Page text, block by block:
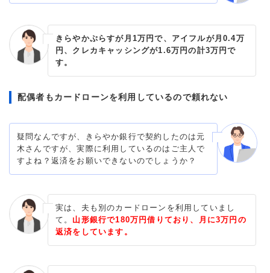
きらやかぷらすが月1万円で、アイフルが月0.4万
円、クレカキャッシングが1.6万円の計3万円で
す。
配偶者もカードローンを利用しているので頼れない
疑問なんですが、きらやか銀行で契約したのは元
木さんですが、実際に利用しているのはご主人で
すよね？返済をお願いできないのでしょうか？
実は、夫も別のカードローンを利用していまし
て。 山形銀行で180万円借りており、月に3万円の
返済をしています。